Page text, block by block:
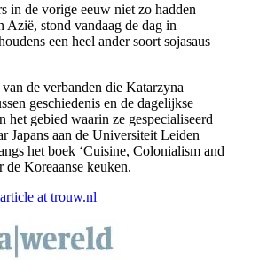
in de vorige eeuw niet zo hadden
Azië, stond vandaag de dag in
een heel ander soort sojasaus
de verbanden die Katarzyna
geschiedenis en de dagelijkse
het gebied waarin ze gespecialiseerd
Japans aan de Universiteit Leiden
het boek ‘Cuisine, Colonialism and
de Koreaanse keuken.
at trouw.nl